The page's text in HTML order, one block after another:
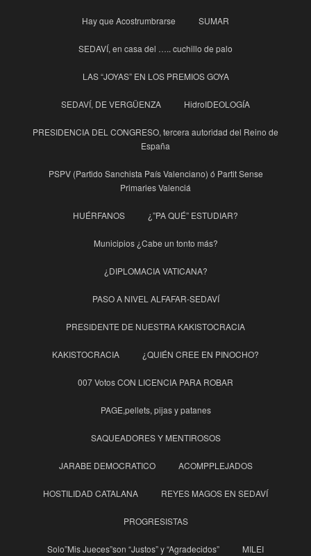
Hay que Acostrumbrarse SUMAR
SEDAVÍ, en casa del ….. cuchillo de palo
LAS “JOYAS” EN LOS PREMIOS GOYA
SEDAVÍ, DE VERGÜENZA HidroIDEOLOGÍA
PRESIDENCIA DEL CONGRESO, tercera autoridad del Reino de
España
PSPV (Partido Sanchista País Valenciano) ó Partit Sense
Primaries Valenciá
HUÉRFANOS ¿”PA QUÉ” ESTUDIAR?
Municipios ¿Cabe un tonto más?
¿DIPLOMACIA VATICANA?
PASO A NIVEL ALFAFAR-SEDAVÍ
PRESIDENTE DE NUESTRA KAKISTOCRACIA
KAKISTOCRACIA ¿QUIÉN CREE EN PINOCHO?
007 Votos CON LICENCIA PARA ROBAR
PAGE,pellets, pijas y patanes
SAQUEADORES Y MENTIROSOS
JARABE DEMOCRATICO ACOMPPLEJADOS
HOSTILIDAD CATALANA REYES MAGOS EN SEDAVÍ
PROGRESISTAS
Solo”Mis Jueces”son “Justos” y “Agradecidos” MILEI